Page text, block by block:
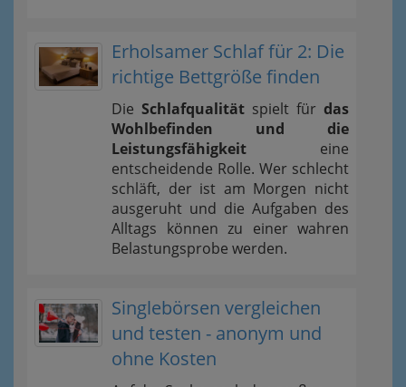
Erholsamer Schlaf für 2: Die
richtige Bettgröße finden
Die Schlafqualität spielt für das
Wohlbefinden und die
Leistungsfähigkeit eine
entscheidende Rolle. Wer schlecht
schläft, der ist am Morgen nicht
ausgeruht und die Aufgaben des
Alltags können zu einer wahren
Belastungsprobe werden.
Singlebörsen vergleichen
und testen - anonym und
ohne Kosten